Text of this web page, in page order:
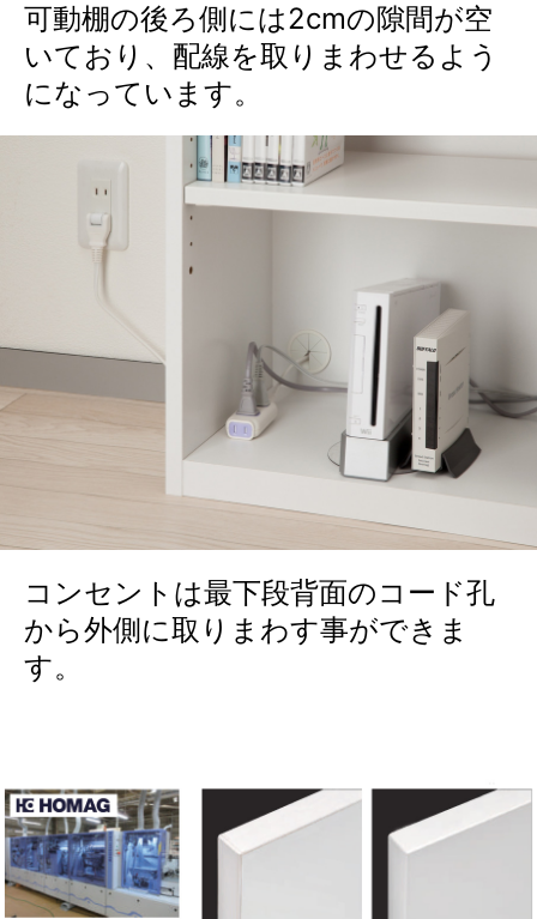
可動棚の後ろ側には2cmの隙間が空
いており、配線を取りまわせるよう
になっています。
コンセントは最下段背面のコード孔
から外側に取りまわす事ができま
す。